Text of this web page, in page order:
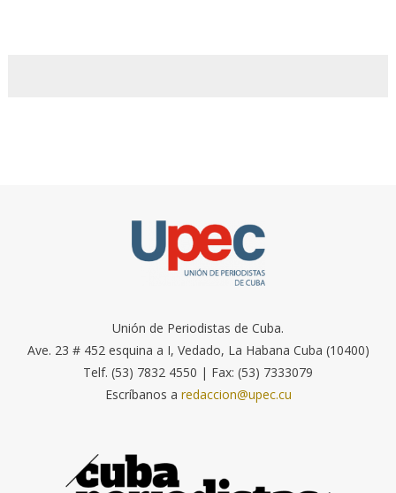
Unión de Periodistas de Cuba.
Ave. 23 # 452 esquina a I, Vedado, La Habana Cuba (10400)
Telf. (53) 7832 4550 | Fax: (53) 7333079
Escríbanos a redaccion@upec.cu